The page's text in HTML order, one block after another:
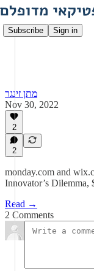
Subscribe Sign in
מתן זינגר
Nov 30, 2022
2
2
monday.com and
Innovator’s
Read →
2 Comments